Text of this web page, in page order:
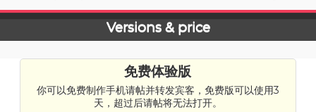
Versions & price
免费体验版
你可以免费制作手机请帖并转发宾客，免费版可以使用3
天，超过后请帖将无法打开。